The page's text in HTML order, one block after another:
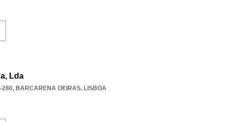
Lda
280, BARCARENA OEIRAS, LISBOA